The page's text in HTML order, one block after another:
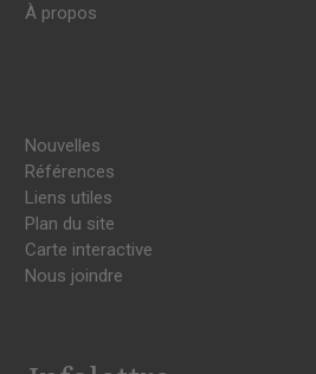
À propos
Nouvelles
Références
Liens utiles
Plan du site
Carte interactive
Nous joindre